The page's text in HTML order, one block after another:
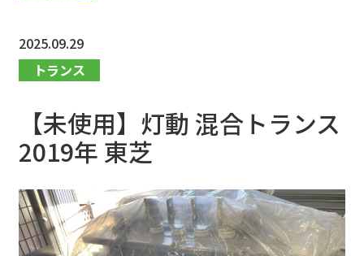
2025.09.29
トランス
【未使用】灯動 混合トランス
2019年 東芝